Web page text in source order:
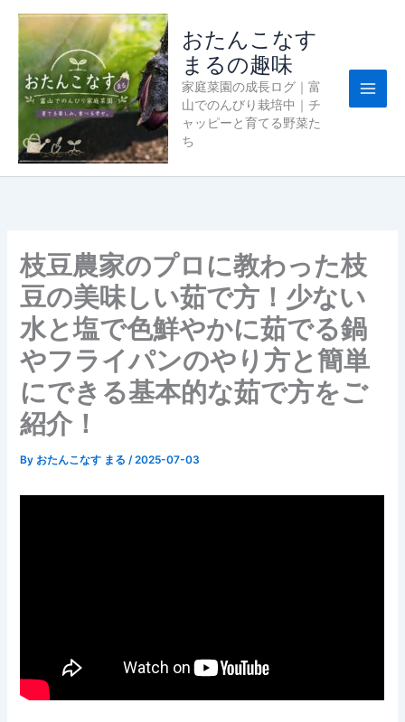
おたんこなす
まるの趣味
家庭菜園の成長ログ｜富
山でのんびり栽培中｜チ
ャッピーと育てる野菜た
ち
枝豆農家のプロに教わった枝
豆の美味しい茹で方！少ない
水と塩で色鮮やかに茹でる鍋
やフライパンのやり方と簡単
にできる基本的な茹で方をご
紹介！
By おたんこなす まる/2025-07-03